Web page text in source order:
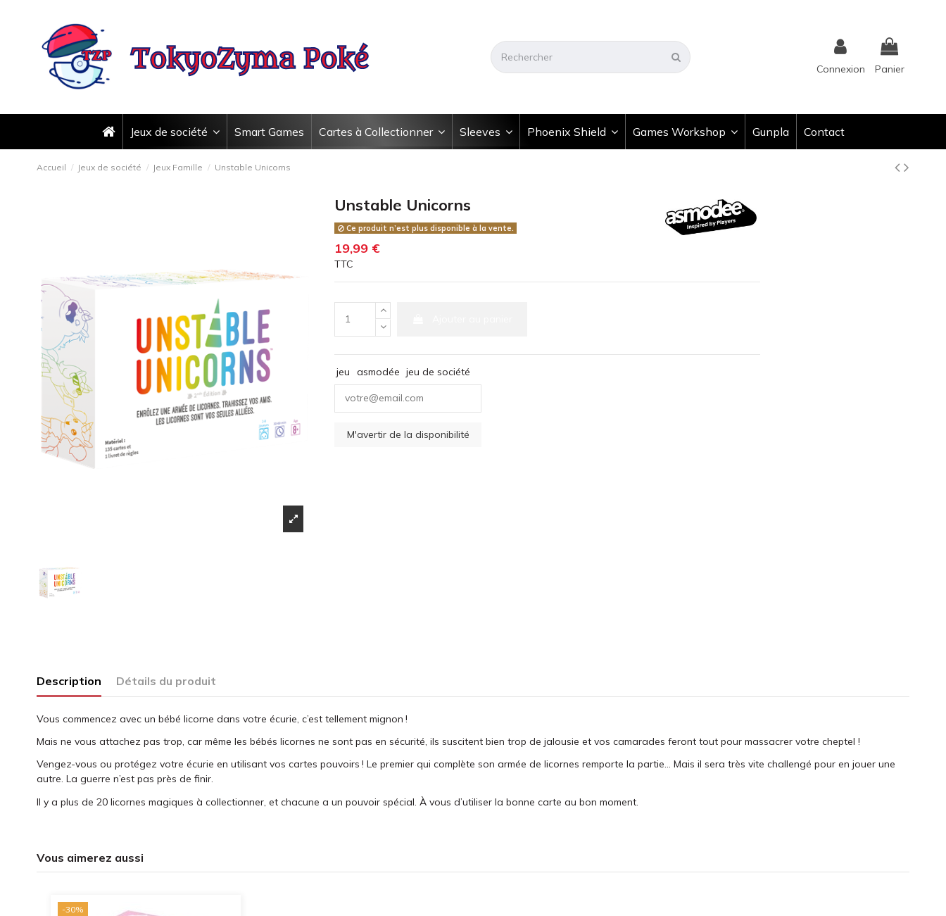
Connexion Panier
Jeux de société Smart Games Cartes à Collectionner Sleeves Phoenix Shield Games Workshop Gunpla Contact
Accueil Jeux de société Jeux Famille Unstable Unicorns
Unstable Unicorns
Ce produit n’est plus disponible à la vente.
19,99 €
TTC
jeu asmodée jeu de société
Description Détails du produit
Vous commencez avec un bébé licorne dans votre écurie, c’est tellement mignon !
Mais ne vous attachez pas trop, car même les bébés licornes ne sont pas en sécurité, ils suscitent bien trop de jalousie et vos camarades feront tout pour massacrer votre cheptel !
Vengez-vous ou protégez votre écurie en utilisant vos cartes pouvoirs ! Le premier qui complète son armée de licornes remporte la partie... Mais il sera très vite challengé pour en jouer une
autre. La guerre n’est pas près de finir.
Il y a plus de 20 licornes magiques à collectionner, et chacune a un pouvoir spécial. À vous d’utiliser la bonne carte au bon moment.
Vous aimerez aussi
-30%